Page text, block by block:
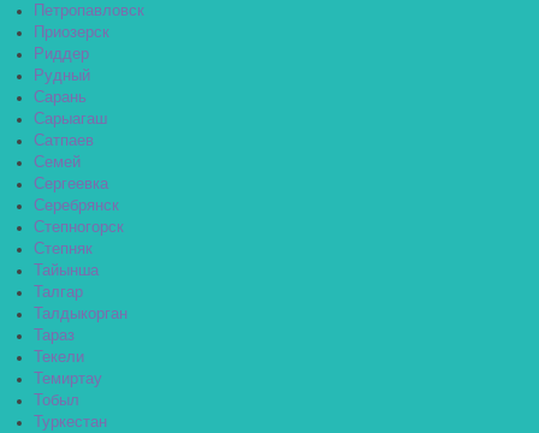
Петропавловск
Приозерск
Риддер
Рудный
Сарань
Сарыагаш
Сатпаев
Семей
Сергеевка
Серебрянск
Степногорск
Степняк
Тайынша
Талгар
Талдыкорган
Тараз
Текели
Темиртау
Тобыл
Туркестан